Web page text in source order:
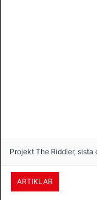
Projekt The Riddler,
ARTIKLAR